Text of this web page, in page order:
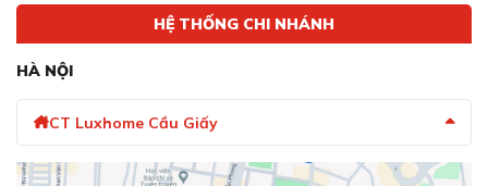
HỆ THỐNG CHI NHÁNH
HÀ NỘI
CT Luxhome Cầu Giấy